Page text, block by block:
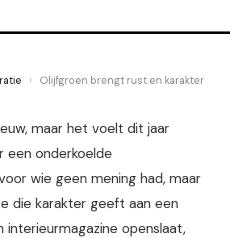
›
Olijfgroen brengt rust en karakter
maar het voelt dit jaar
een onderkoelde
wie geen mening had, maar
die karakter geeft aan een
interieurmagazine openslaat,